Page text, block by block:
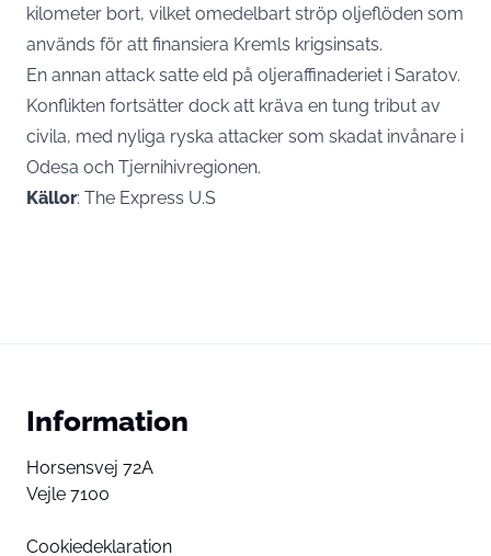
kilometer bort, vilket omedelbart ströp oljeflöden som
används för att finansiera Kremls krigsinsats.
En annan attack satte eld på oljeraffinaderiet i Saratov.
Konflikten fortsätter dock att kräva en tung tribut av
civila, med nyliga ryska attacker som skadat invånare i
Odesa och Tjernihivregionen.
Källor: The Express U.S
Information
Horsensvej 72A
Vejle 7100
Cookiedeklaration